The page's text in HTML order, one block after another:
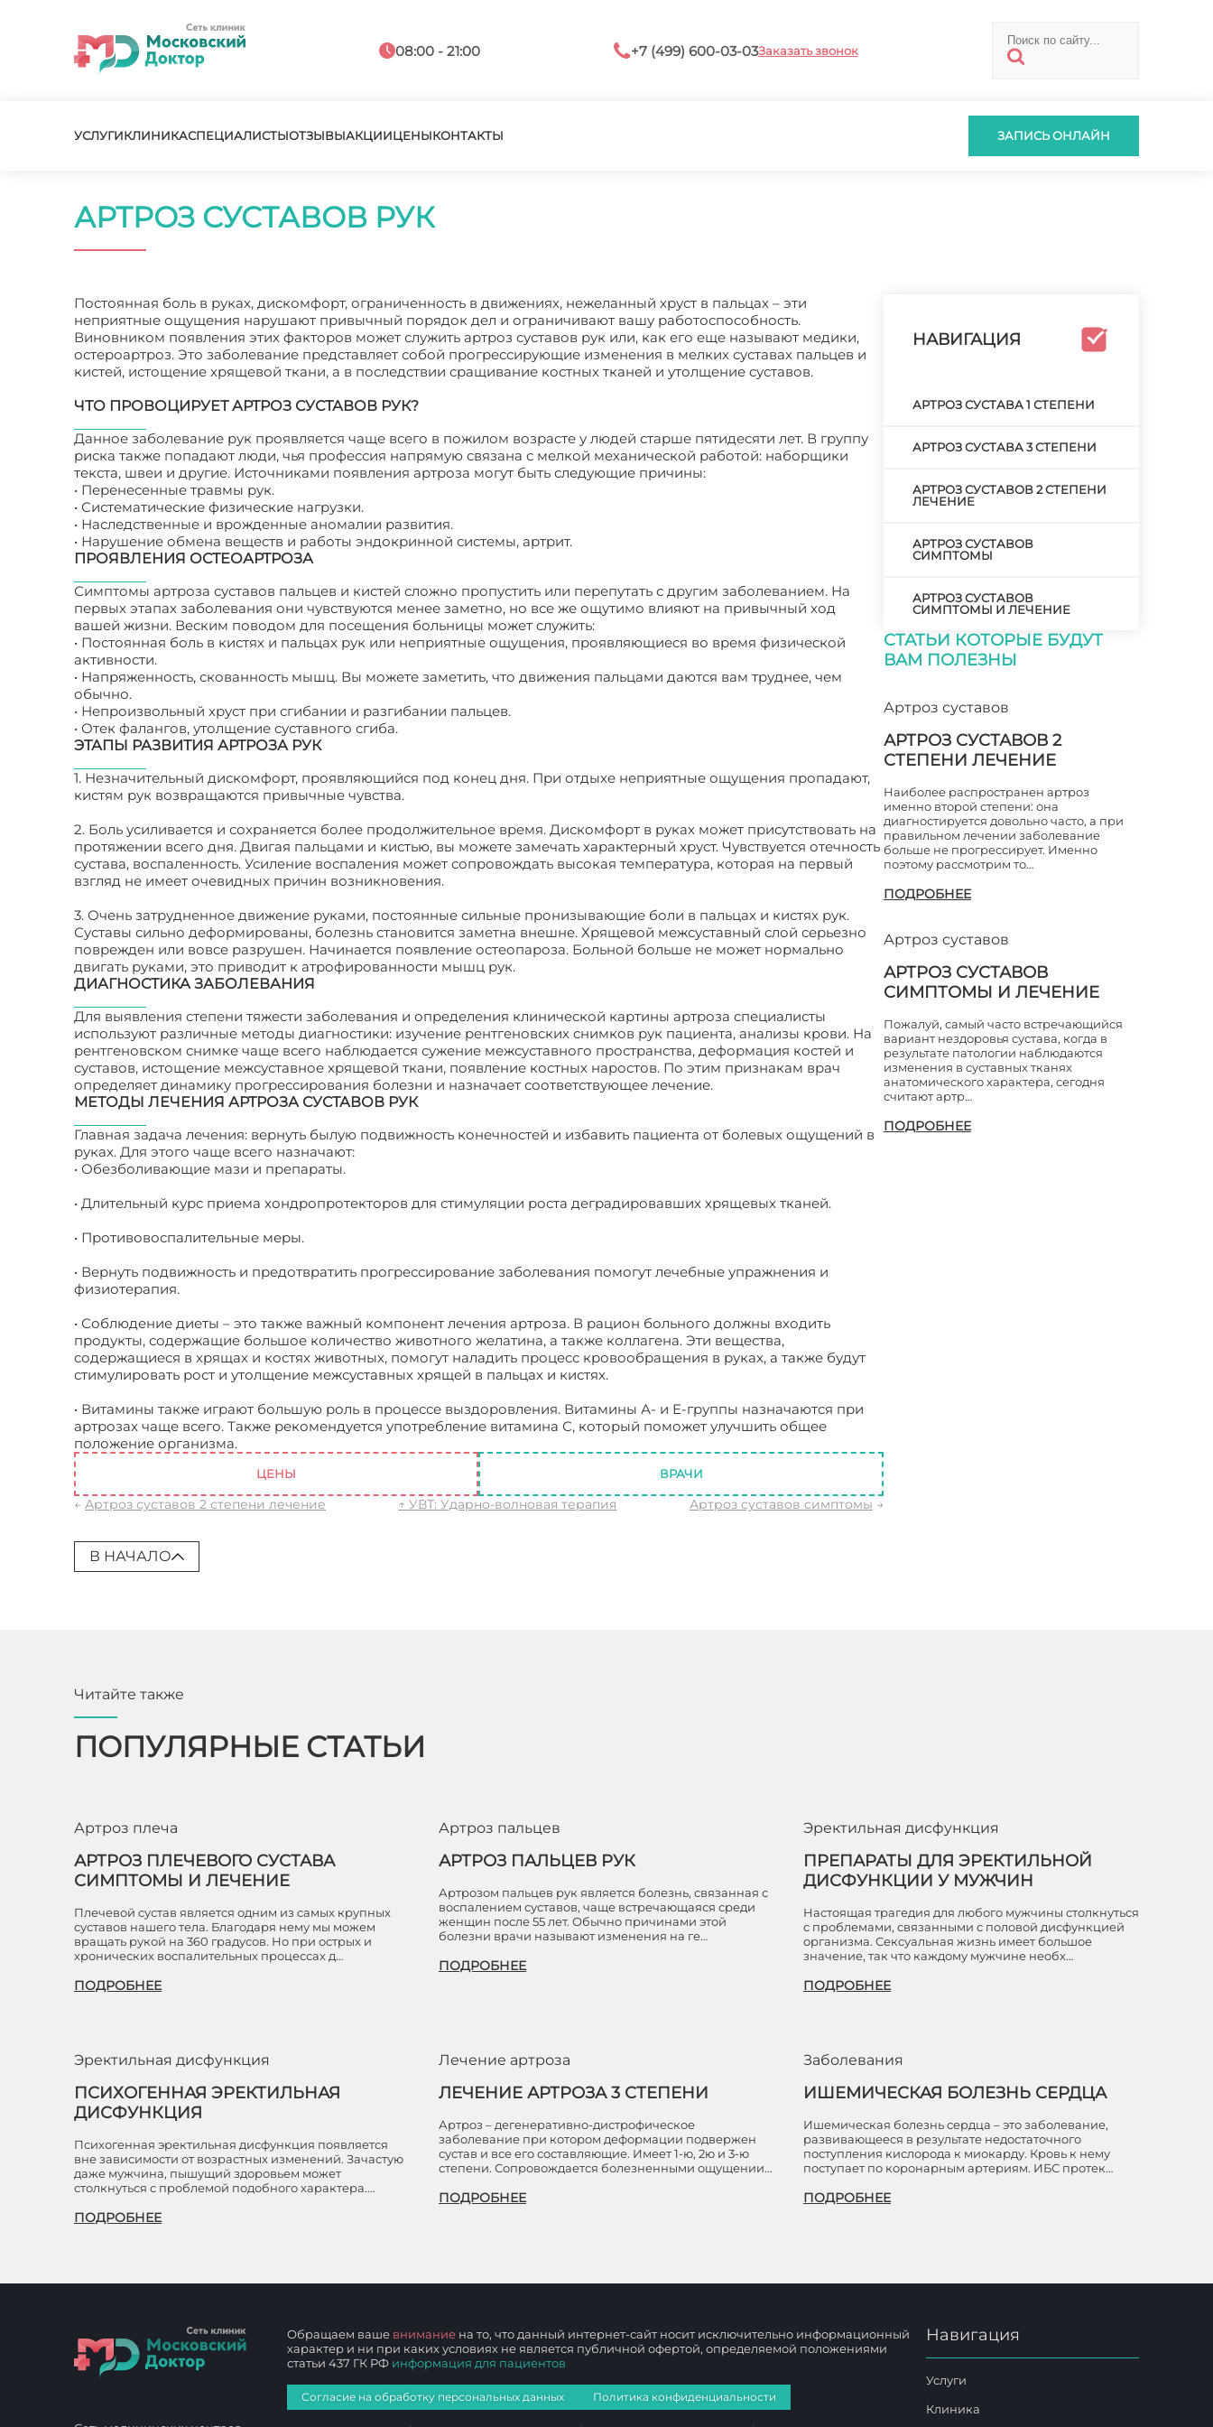
08:00 - 21:00 +7 (499) 600-03-03Заказать звонок
УСЛУГИКЛИНИКАСПЕЦИАЛИСТЫОТЗЫВЫАКЦИИЦЕНЫКОНТАКТЫ ЗАПИСЬ ОНЛАЙН
АРТРОЗ СУСТАВОВ РУК
Постоянная боль в руках, дискомфорт, ограниченность в движениях, нежеланный хруст в пальцах – эти
неприятные ощущения нарушают привычный порядок дел и ограничивают вашу работоспособность.
Виновником появления этих факторов может служить артроз суставов рук или, как его еще называют медики,
остероартроз. Это заболевание представляет собой прогрессирующие изменения в мелких суставах пальцев и
кистей, истощение хрящевой ткани, а в последствии сращивание костных тканей и утолщение суставов.
ЧТО ПРОВОЦИРУЕТ АРТРОЗ СУСТАВОВ РУК?
Данное заболевание рук проявляется чаще всего в пожилом возрасте у людей старше пятидесяти лет. В группу
риска также попадают люди, чья профессия напрямую связана с мелкой механической работой: наборщики
текста, швеи и другие. Источниками появления артроза могут быть следующие причины:
• Перенесенные травмы рук.
• Систематические физические нагрузки.
• Наследственные и врожденные аномалии развития.
• Нарушение обмена веществ и работы эндокринной системы, артрит.
ПРОЯВЛЕНИЯ ОСТЕОАРТРОЗА
Симптомы артроза суставов пальцев и кистей сложно пропустить или перепутать с другим заболеванием. На
первых этапах заболевания они чувствуются менее заметно, но все же ощутимо влияют на привычный ход
вашей жизни. Веским поводом для посещения больницы может служить:
• Постоянная боль в кистях и пальцах рук или неприятные ощущения, проявляющиеся во время физической
активности.
• Напряженность, скованность мышц. Вы можете заметить, что движения пальцами даются вам труднее, чем
обычно.
• Непроизвольный хруст при сгибании и разгибании пальцев.
• Отек фалангов, утолщение суставного сгиба.
ЭТАПЫ РАЗВИТИЯ АРТРОЗА РУК
1. Незначительный дискомфорт, проявляющийся под конец дня. При отдыхе неприятные ощущения пропадают,
кистям рук возвращаются привычные чувства.
2. Боль усиливается и сохраняется более продолжительное время. Дискомфорт в руках может присутствовать на
протяжении всего дня. Двигая пальцами и кистью, вы можете замечать характерный хруст. Чувствуется отечность
сустава, воспаленность. Усиление воспаления может сопровождать высокая температура, которая на первый
взгляд не имеет очевидных причин возникновения.
3. Очень затрудненное движение руками, постоянные сильные пронизывающие боли в пальцах и кистях рук.
Суставы сильно деформированы, болезнь становится заметна внешне. Хрящевой межсуставный слой серьезно
поврежден или вовсе разрушен. Начинается появление остеопароза. Больной больше не может нормально
двигать руками, это приводит к атрофированности мышц рук.
ДИАГНОСТИКА ЗАБОЛЕВАНИЯ
Для выявления степени тяжести заболевания и определения клинической картины артроза специалисты
используют различные методы диагностики: изучение рентгеновских снимков рук пациента, анализы крови. На
рентгеновском снимке чаще всего наблюдается сужение межсуставного пространства, деформация костей и
суставов, истощение межсуставное хрящевой ткани, появление костных наростов. По этим признакам врач
определяет динамику прогрессирования болезни и назначает соответствующее лечение.
МЕТОДЫ ЛЕЧЕНИЯ АРТРОЗА СУСТАВОВ РУК
Главная задача лечения: вернуть былую подвижность конечностей и избавить пациента от болевых ощущений в
руках. Для этого чаще всего назначают:
• Обезболивающие мази и препараты.
• Длительный курс приема хондропротекторов для стимуляции роста деградировавших хрящевых тканей.
• Противовоспалительные меры.
• Вернуть подвижность и предотвратить прогрессирование заболевания помогут лечебные упражнения и
физиотерапия.
• Соблюдение диеты – это также важный компонент лечения артроза. В рацион больного должны входить
продукты, содержащие большое количество животного желатина, а также коллагена. Эти вещества,
содержащиеся в хрящах и костях животных, помогут наладить процесс кровообращения в руках, а также будут
стимулировать рост и утолщение межсуставных хрящей в пальцах и кистях.
• Витамины также играют большую роль в процессе выздоровления. Витамины А- и Е-группы назначаются при
артрозах чаще всего. Также рекомендуется употребление витамина С, который поможет улучшить общее
положение организма.
ЦЕНЫ ВРАЧИ
← Артроз суставов 2 степени лечение ↑ УВТ: Ударно-волновая терапия Артроз суставов симптомы →
В НАЧАЛО
НАВИГАЦИЯ
АРТРОЗ СУСТАВА 1 СТЕПЕНИ
АРТРОЗ СУСТАВА 3 СТЕПЕНИ
АРТРОЗ СУСТАВОВ 2 СТЕПЕНИ
ЛЕЧЕНИЕ
АРТРОЗ СУСТАВОВ
СИМПТОМЫ
АРТРОЗ СУСТАВОВ
СИМПТОМЫ И ЛЕЧЕНИЕ
СТАТЬИ КОТОРЫЕ БУДУТ
ВАМ ПОЛЕЗНЫ
Артроз суставов
АРТРОЗ СУСТАВОВ 2
СТЕПЕНИ ЛЕЧЕНИЕ
Наиболее распространен артроз
именно второй степени: она
диагностируется довольно часто, а при
правильном лечении заболевание
больше не прогрессирует. Именно
поэтому рассмотрим то…
ПОДРОБНЕЕ
Артроз суставов
АРТРОЗ СУСТАВОВ
СИМПТОМЫ И ЛЕЧЕНИЕ
Пожалуй, самый часто встречающийся
вариант нездоровья сустава, когда в
результате патологии наблюдаются
изменения в суставных тканях
анатомического характера, сегодня
считают артр…
ПОДРОБНЕЕ
Читайте также
ПОПУЛЯРНЫЕ СТАТЬИ
Артроз плеча
АРТРОЗ ПЛЕЧЕВОГО СУСТАВА
СИМПТОМЫ И ЛЕЧЕНИЕ
Плечевой сустав является одним из самых крупных
суставов нашего тела. Благодаря нему мы можем
вращать рукой на 360 градусов. Но при острых и
хронических воспалительных процессах д…
ПОДРОБНЕЕ
Артроз пальцев
АРТРОЗ ПАЛЬЦЕВ РУК
Артрозом пальцев рук является болезнь, связанная с
воспалением суставов, чаще встречающаяся среди
женщин после 55 лет. Обычно причинами этой
болезни врачи называют изменения на ге…
ПОДРОБНЕЕ
Эректильная дисфункция
ПРЕПАРАТЫ ДЛЯ ЭРЕКТИЛЬНОЙ
ДИСФУНКЦИИ У МУЖЧИН
Настоящая трагедия для любого мужчины столкнуться
с проблемами, связанными с половой дисфункцией
организма. Сексуальная жизнь имеет большое
значение, так что каждому мужчине необх…
ПОДРОБНЕЕ
Эректильная дисфункция
ПСИХОГЕННАЯ ЭРЕКТИЛЬНАЯ
ДИСФУНКЦИЯ
Психогенная эректильная дисфункция появляется
вне зависимости от возрастных изменений. Зачастую
даже мужчина, пышущий здоровьем может
столкнуться с проблемой подобного характера.…
ПОДРОБНЕЕ
Лечение артроза
ЛЕЧЕНИЕ АРТРОЗА 3 СТЕПЕНИ
Артроз – дегенеративно-дистрофическое
заболевание при котором деформации подвержен
сустав и все его составляющие. Имеет 1-ю, 2ю и 3-ю
степени. Сопровождается болезненными ощущении…
ПОДРОБНЕЕ
Заболевания
ИШЕМИЧЕСКАЯ БОЛЕЗНЬ СЕРДЦА
Ишемическая болезнь сердца – это заболевание,
развивающееся в результате недостаточного
поступления кислорода к миокарду. Кровь к нему
поступает по коронарным артериям. ИБС протек…
ПОДРОБНЕЕ
Обращаем ваше внимание на то, что данный интернет-сайт носит исключительно информационный
характер и ни при каких условиях не является публичной офертой, определяемой положениями
статьи 437 ГК РФ информация для пациентов
Согласие на обработку персональных данных Политика конфиденциальности
Навигация
Услуги
Клиника